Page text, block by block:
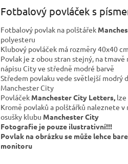
Fotbalový povláček s
Fotbalový povlak na polštářek
polyesteru
Klubový povláček má rozměry 40x40
Povlak je z obou stran stejný, na
nápisu City ve středně modré barvě
Středem povlaku vede světlejší modrý
Manchester City
Povláček Manchester City Letters,
Kromě povlaků a polštářků naleznete
osušky klubu Manchester City
Fotografie je pouze ilustrativní!!!
Povlak na obrázku se může lehce
monitoru